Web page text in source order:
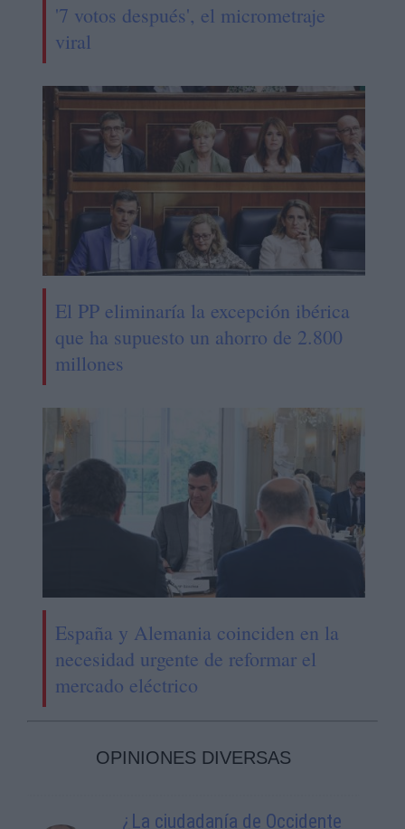
'7 votos después', el micrometraje
viral
El PP eliminaría la excepción ibérica
que ha supuesto un ahorro de 2.800
millones
España y Alemania coinciden en la
necesidad urgente de reformar el
mercado eléctrico
OPINIONES DIVERSAS
¿La ciudadanía de Occidente